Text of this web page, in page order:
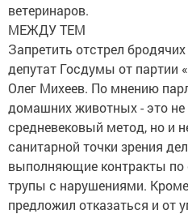
ветеринаров.
МЕЖДУ ТЕМ
Запретить отстрел
депутат Госдумы от партии
Олег Михеев. По мнению
домашних животных - это не
средневековый метод, но и
санитарной точки зрения
выполняющие контракты по
трупы с нарушениями.
предложил отказаться и от